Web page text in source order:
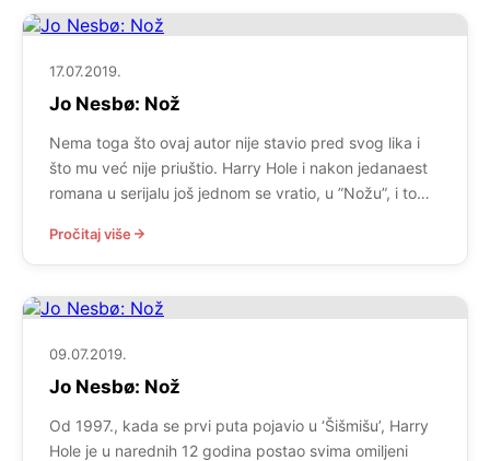
najgorim vremenima. Žena ga je izbacila […]
17.07.2019.
Jo Nesbø: Nož
Nema toga što ovaj autor nije stavio pred svog lika i
što mu već nije priuštio. Harry Hole i nakon jedanaest
romana u serijalu još jednom se vratio, u ”Nožu”, i to
počeo viriti. Jo Nesbø ga ne štedi nimalo ni u […]
Pročitaj više
09.07.2019.
Jo Nesbø: Nož
Od 1997., kada se prvi puta pojavio u ‘Šišmišu’, Harry
Hole je u narednih 12 godina postao svima omiljeni